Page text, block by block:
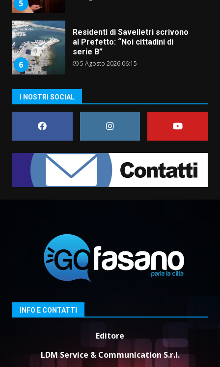
6 5 Agosto 2026 06:15
7
A Savelletri torna la Sagra del
Pesce Spada: appuntamento a
sabato 8 agosto
5 Agosto 2026 06:10
Grazia Neglia, coordinatrice
cittadina di Fratelli d’Italia,
6 Agosto 2026 08:00
2
cittadinanza attiva: online
l’avviso per la gestione
condivisa della Villetta di
Laureto
Belvedere. Il rapimento”
6 Agosto 2026 06:15
4
Serie D, l’Us Fasano è escluso
5 Agosto 2026 17:30
Truffatori in azione nelle
frazioni fasanesi
I NOSTRI SOCIAL
INFO E CONTATTI
Editore
LDM Service & Communication S.r.l.